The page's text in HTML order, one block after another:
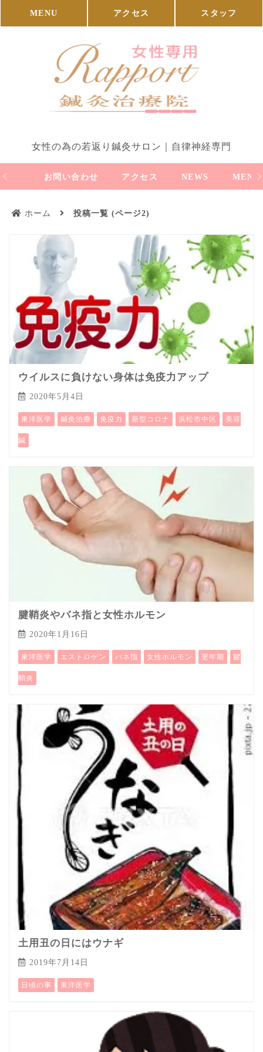
MENU アクセス スタッフ
女性の為の若返り鍼灸サロン｜自律神経専門
お問い合わせ アクセス NEWS MENU
ホーム 投稿一覧 (ページ2)
ウイルスに負けない身体は免疫力アップ
2020年5月4日
東洋医学 鍼灸治療 免疫力 新型コロナ 浜松市中区 美容
鍼
腱鞘炎やバネ指と女性ホルモン
2020年1月16日
東洋医学 エストロゲン バネ指 女性ホルモン 更年期 腱
鞘炎
土用丑の日にはウナギ
2019年7月14日
日頃の事 東洋医学